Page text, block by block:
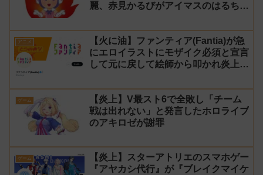
麗、赤見かるびがアイマスのはるちは
アニメ
【火に油】ファンティア(Fantia)が急
にエロイラストにモザイク必須と宣言
して元に戻して絵師から叩かれ炎上し
ゲーム
【炎上】V最スト6で全敗し「チーム
戦は出れない」と発言したホロライブ
のアキロゼが謝罪
ゲーム
【炎上】スターアトリエのスマホゲー
『アヤカシ代行』が『ブレイクマイケ